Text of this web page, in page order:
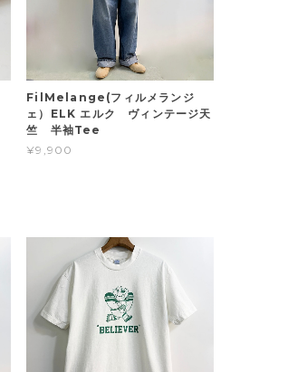
FilMelange(フィルメランジ
ェ）ELK エルク ヴィンテージ天
竺 半袖Tee
¥9,900